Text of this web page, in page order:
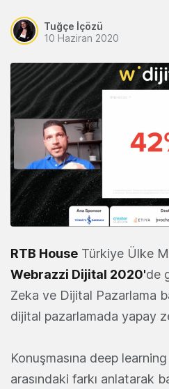
Tuğçe İçözü
10 Haziran 2020
RTB House Türkiye Ülke
Webrazzi Dijital 2020'de
Zeka ve Dijital Pazarlama
dijital pazarlamada yapay
Konuşmasına deep
arasındaki farkı anlatarak